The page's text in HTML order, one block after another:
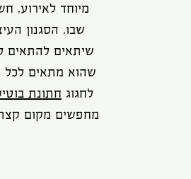
מיוחד לאירוע,
שבו, הסגנון
שיתאים להתאים
שהוא מתאים לכל
לחגוג חתונת
מחפשים מקום קצת